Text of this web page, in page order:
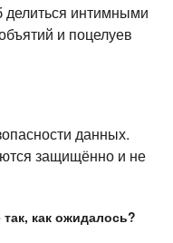
интимными
и поцелуев
данных.
защищённо и не
как ожидалось?